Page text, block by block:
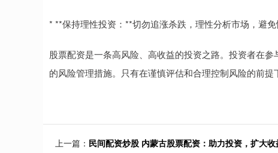
* **保持理性投资：**切勿追涨杀跌，理性分析市场，避免
股票配资是一条高风险、高收益的投资之路。投资者在
的风险管理措施。只有在谨慎评估和合理控制风险的前
上一篇： 民间配资炒股 内蒙古股票配资：助力投资，扩大收